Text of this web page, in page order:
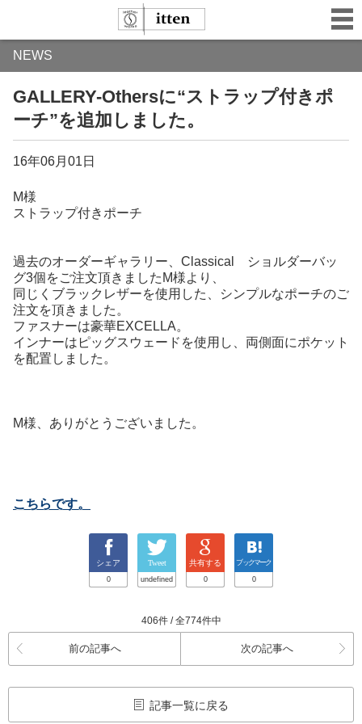
NEWS
GALLERY-Othersに“ストラップ付きポ
ーチ”を追加しました。
16年06月01日
M様
ストラップ付きポーチ
過去のオーダーギャラリー、 Classical ショルダーバッ
グ3個をご注文頂きましたM様より、
同じくブラックレザーを使用した、シンプルなポーチのご
注文を頂きました。
ファスナーは豪華EXCELLA。
インナーはピッグスウェードを使用し、両側面にポケット
を配置しました。
M様、ありがとうございました。
こちらです。
シェア
0
Tweet
undefined
共有する
0
ブックマーク
0
406件 / 全774件中
前の記事へ 次の記事へ
記事一覧に戻る